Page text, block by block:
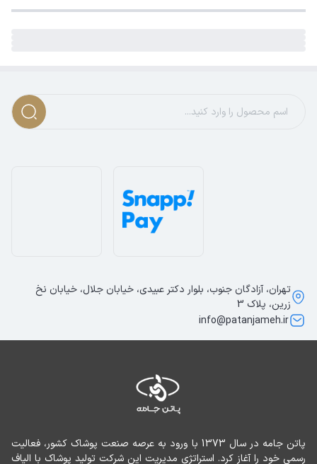
تهران، آزادگان جنوب، بلوار دکتر عبیدی، خیابان جلال، خیابان نخ
زرین، پلاک 3
info@patanjameh.ir